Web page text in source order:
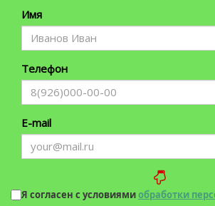
Имя
Телефон
E-mail
Я согласен с условиямиобработки